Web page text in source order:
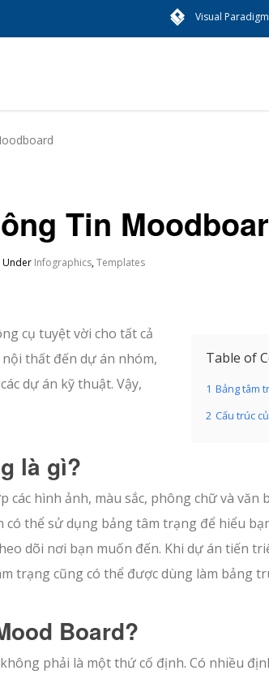
Visual
Tin
Under Infographics,Templates
Table of
1 Bảng tâm
2 Cấu trúc
cụ tuyệt vời cho tất cả
thất đến dự án nhóm,
dự án kỹ thuật. Vậy,
là gì?
các hình ảnh, màu sắc, phông chữ và
có thể sử dụng bảng tâm trạng để hiểu
dõi nơi bạn muốn đến. Khi dự án tiến
trạng cũng có thể được dùng làm bảng
Board?
phải là một thứ cố định. Có nhiều